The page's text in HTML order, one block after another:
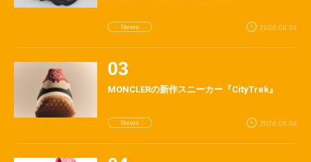
News 2026.08.04
MONCLERの新作スニーカー『CityTrek』
News 2026.08.04